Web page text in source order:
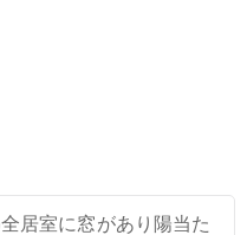
居室に窓があり陽当た